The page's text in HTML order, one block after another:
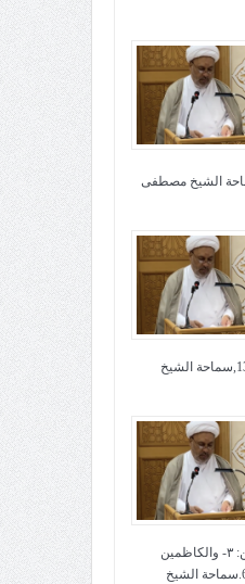
27 2/1447. سماحة الشيخ مصطفى
الناس.بتاريخ13/2/1447,سماحة الشيخ
الجمعةسمات المتقين: ٣- والكاظمين
الغيظ. بتاريخ6/2/1447.سماحة الشيخ